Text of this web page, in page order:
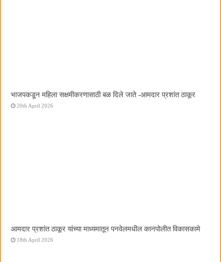
भाजपकडून महिला सक्षमीकरणासाठी बळ दिले जाते -आमदार प्रशांत ठाकूर
20th April 2026
आमदार प्रशांत ठाकूर यांच्या माध्यमातून पनवेलमधील कानपोलीत विकासकामे
18th April 2026